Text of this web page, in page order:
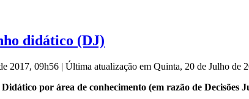
didático (DJ)
2017, 09h56 | Última atualização em Quinta, 20 de Julho de
por área de conhecimento (em razão de Decisões